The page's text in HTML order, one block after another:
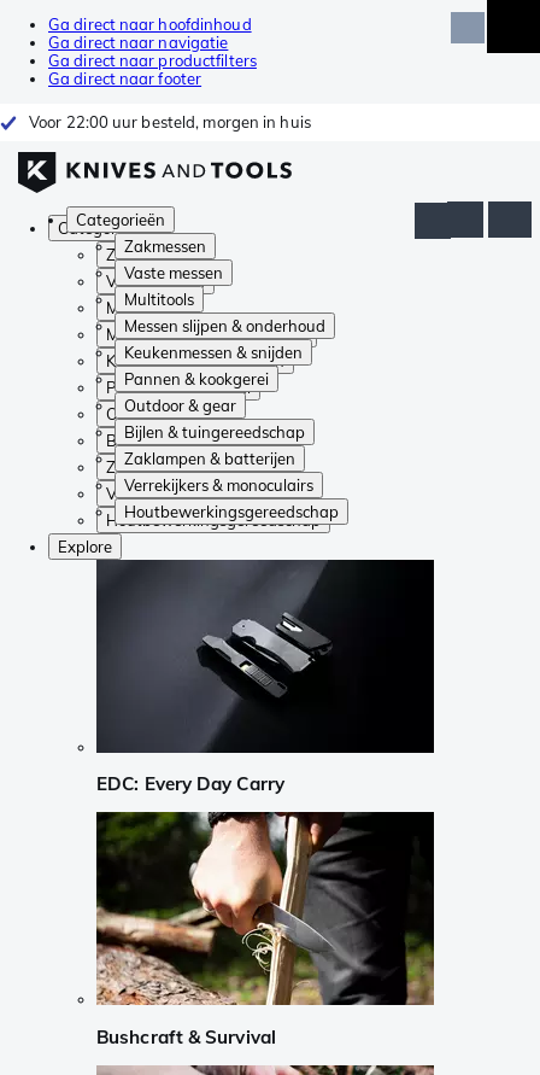
Ga direct naar hoofdinhoud
Ga direct naar navigatie
Ga direct naar productfilters
Ga direct naar footer
Voor 22:00 uur besteld, morgen in huis
Categorieën
Zakmessen
Vaste messen
Multitools
Messen slijpen & onderhoud
Keukenmessen & snijden
Pannen & kookgerei
Outdoor & gear
Bijlen & tuingereedschap
Zaklampen & batterijen
Verrekijkers & monoculairs
Houtbewerkingsgereedschap
Categorieën
Zakmessen
Vaste messen
Multitools
Messen slijpen & onderhoud
Keukenmessen & snijden
Pannen & kookgerei
Outdoor & gear
Bijlen & tuingereedschap
Zaklampen & batterijen
Verrekijkers & monoculairs
Houtbewerkingsgereedschap
Explore
EDC: Every Day Carry
Bushcraft & Survival